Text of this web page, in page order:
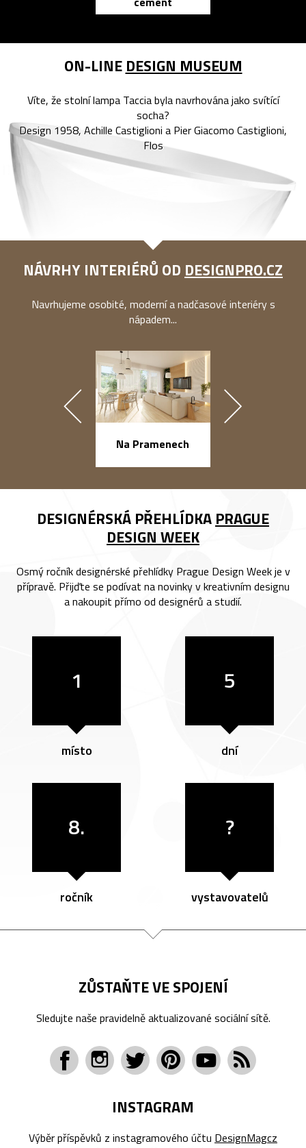
ON-LINE DESIGN MUSEUM
Víte, že stolní lampa Taccia byla navrhována jako svítící
socha?
Design 1958, Achille Castiglioni a Pier Giacomo Castiglioni,
Flos
NÁVRHY INTERIÉRŮ OD DESIGNPRO.CZ
Navrhujeme osobité, moderní a nadčasové interiéry s
nápadem...
Na Pramenech
DESIGNÉRSKÁ PŘEHLÍDKA PRAGUE
DESIGN WEEK
Osmý ročník designérské přehlídky Prague Design Week je v
přípravě. Přijďte se podívat na novinky v kreativním designu
a nakoupit přímo od designérů a studií.
1
místo
5
dní
8.
ročník
?
vystavovatelů
ZŮSTAŇTE VE SPOJENÍ
Sledujte naše pravidelně aktualizované sociální sítě.
INSTAGRAM
Výběr příspěvků z instagramového účtu DesignMagcz